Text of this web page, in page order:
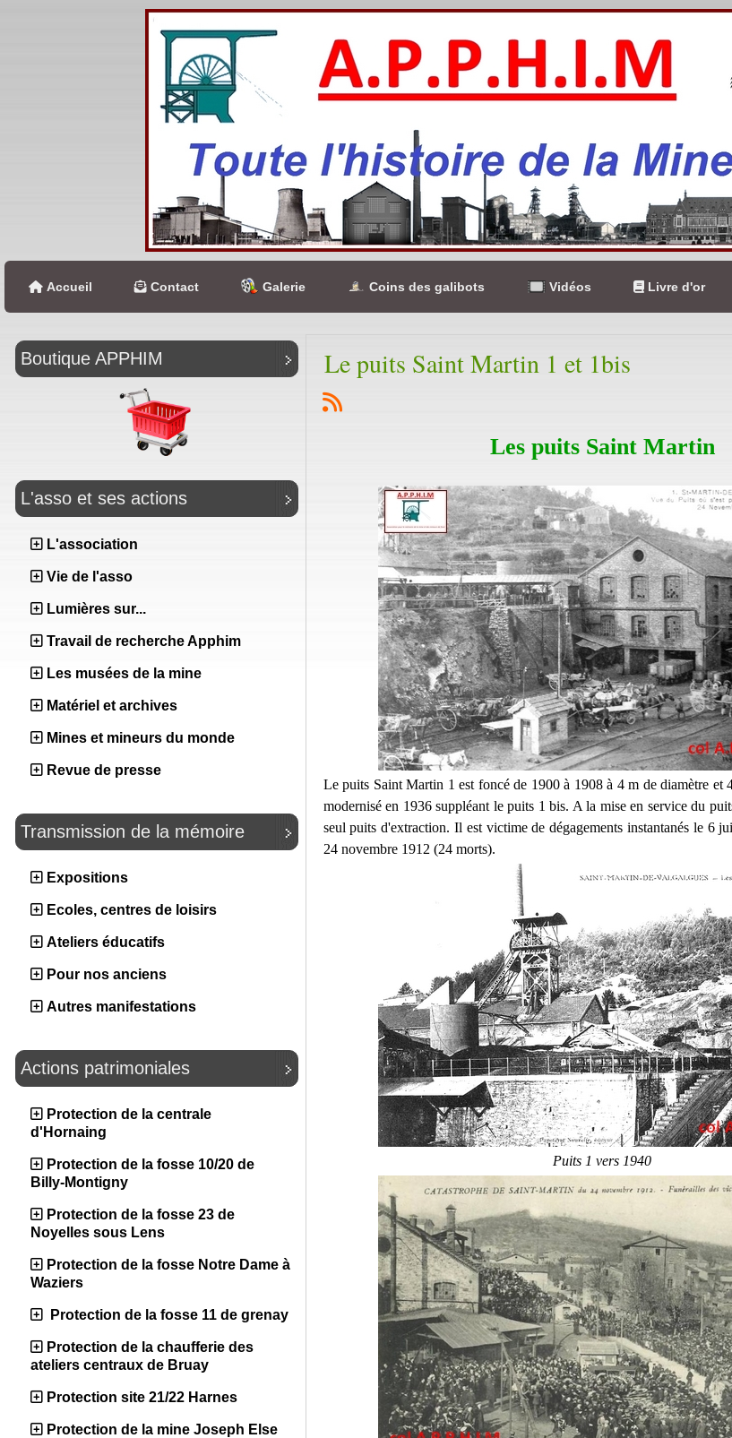
Accueil Contact Galerie Coins des galibots Vidéos Livre d'or
Boutique APPHIM
L'asso et ses actions
L'association
Vie de l'asso
Lumières sur...
Travail de recherche Apphim
Les musées de la mine
Matériel et archives
Mines et mineurs du monde
Revue de presse
Transmission de la mémoire
Expositions
Ecoles, centres de loisirs
Ateliers éducatifs
Pour nos anciens
Autres manifestations
Actions patrimoniales
Protection de la centrale
d'Hornaing
Protection de la fosse 10/20 de
Billy-Montigny
Protection de la fosse 23 de
Noyelles sous Lens
Protection de la fosse Notre Dame à
Waziers
Protection de la fosse 11 de grenay
Protection de la chaufferie des
ateliers centraux de Bruay
Protection site 21/22 Harnes
Protection de la mine Joseph Else
Le puits Saint Martin 1 et 1bis
Les puits Saint Martin
Le puits Saint Martin 1 est foncé de 1900 à 1908 à 4 m de diamètre et
modernisé en 1936 suppléant le puits 1 bis. A la mise en service du
seul puits d'extraction. Il est victime de dégagements instantanés le 6
24 novembre 1912 (24 morts).
Puits 1 vers 1940